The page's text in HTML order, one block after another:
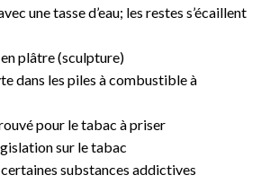
une tasse d’eau; les restes s’écaillent
plâtre (sculpture)
dans les piles à combustible à
pour le tabac à priser
sur le tabac
substances addictives